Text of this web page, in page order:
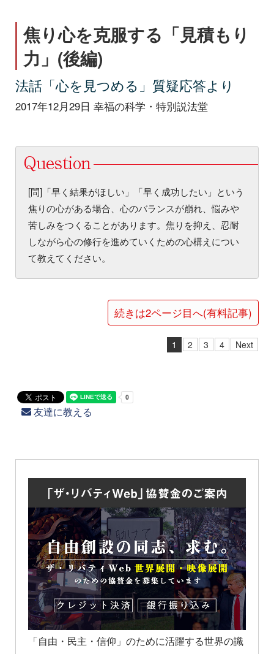
焦り心を克服する「見積もり
力」(後編)
法話「心を見つめる」質疑応答より
2017年12月29日 幸福の科学・特別説法堂
[問]「早く結果がほしい」「早く成功したい」という
焦りの心がある場合、心のバランスが崩れ、悩みや
苦しみをつくることがあります。焦りを抑え、忍耐
しながら心の修行を進めていくための心構えについ
て教えてください。
続きは2ページ目へ(有料記事)
1 2 3 4 Next
友達に教える
「自由・民主・信仰」のために活躍する世界の識